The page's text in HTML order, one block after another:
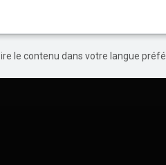
le contenu dans votre langue